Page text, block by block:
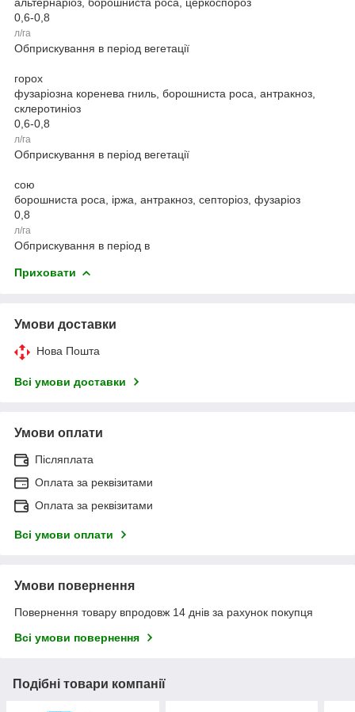
0,6-0,8
л/га
Обприскування в період вегетації
горох
фузаріозна коренева гниль, борошниста роса, антракноз,
склеротиніоз
0,6-0,8
л/га
Обприскування в період вегетації
сою
борошниста роса, іржа, антракноз, септоріоз, фузаріоз
0,8
л/га
Обприскування в період в
Приховати
Умови доставки
Нова Пошта
Всі умови доставки
Умови оплати
Післяплата
Оплата за реквізитами
Оплата за реквізитами
Всі умови оплати
Умови повернення
Повернення товару впродовж 14 днів за рахунок покупця
Всі умови повернення
Подібні товари компанії